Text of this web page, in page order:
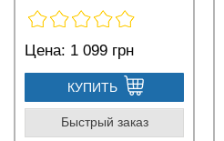
Цена: 1 099 грн
КУПИТЬ
Быстрый заказ